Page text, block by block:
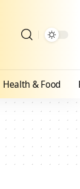
Health & Food